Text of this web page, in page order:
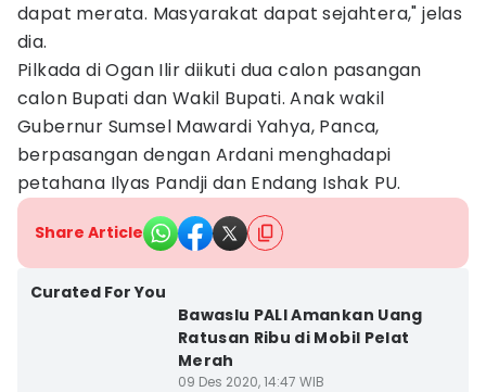
dapat merata. Masyarakat dapat sejahtera," jelas
dia.
Pilkada di Ogan Ilir diikuti dua calon pasangan
calon Bupati dan Wakil Bupati. Anak wakil
Gubernur Sumsel Mawardi Yahya, Panca,
berpasangan dengan Ardani menghadapi
petahana Ilyas Pandji dan Endang Ishak PU.
Share Article
Curated For You
Bawaslu PALI Amankan Uang
Ratusan Ribu di Mobil Pelat
Merah
09 Des 2020, 14:47 WIB